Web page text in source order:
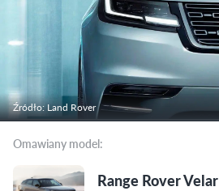
Źródło: Land Rover
Omawiany model:
Range Rover Velar